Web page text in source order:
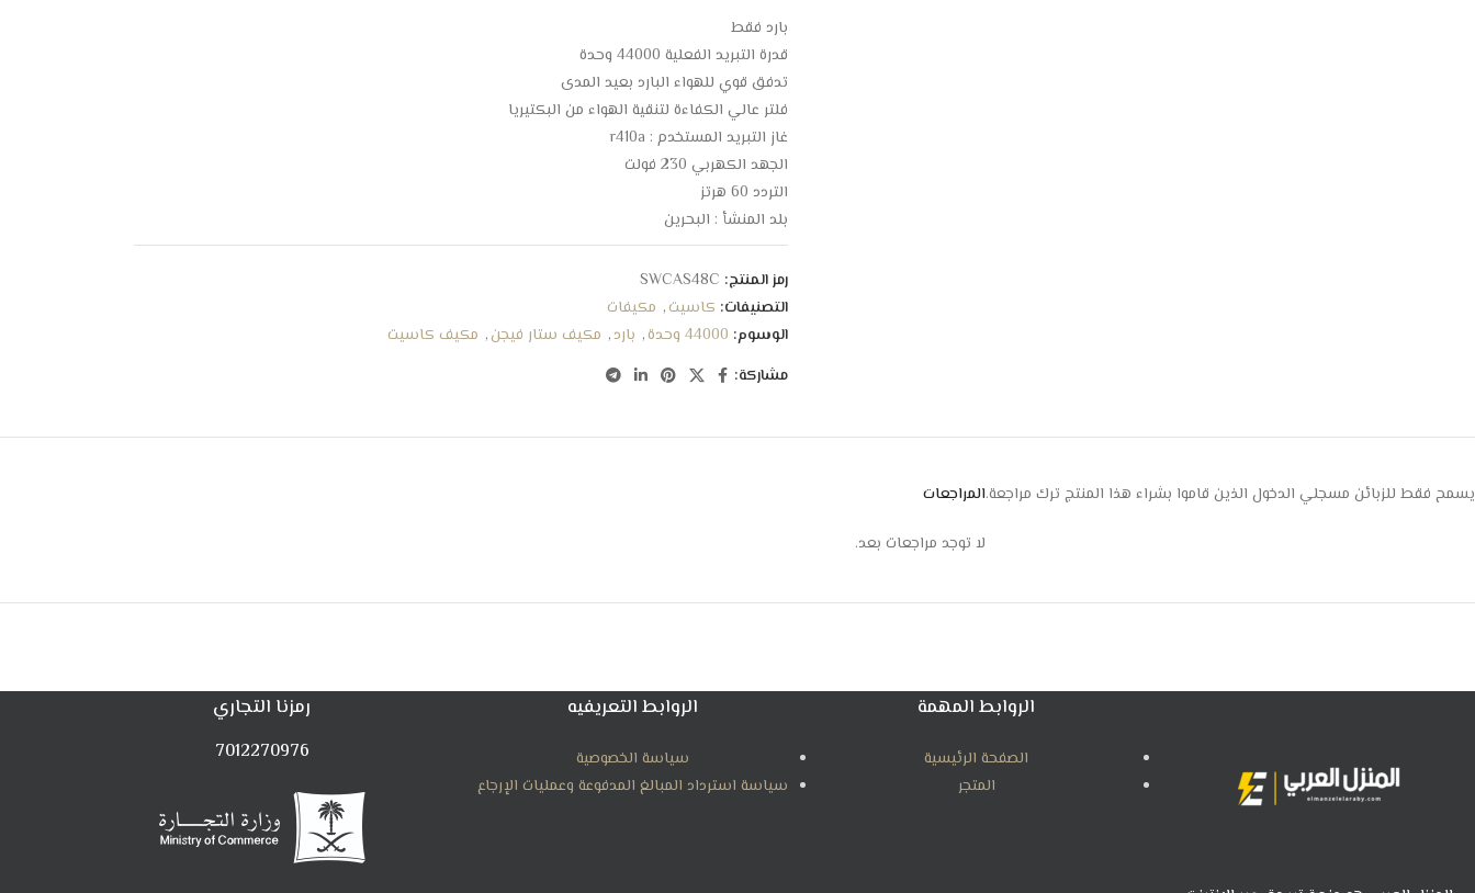
بارد فقط
قدرة التبريد الفعلية 44000 وحدة
تدفق قوي للهواء البارد بعيد المدى
فلتر عالي الكفاءة لتنقية الهواء من البكتيريا
غاز التبريد المستخدم : r410a
الجهد الكهربي 230 فولت
التردد 60 هرتز
بلد المنشأ : البحرين
الابعاد : 92 × 92 × 31 سم
رمز المنتج: SWCAS48C
التصنيفات: كاسيت, مكيفات
الوسوم: 44000 وحدة , بارد, مكيف ستار فيجن, مكيف كاسيت
مشاركة:
المراجعات
لا توجد مراجعات بعد.
يسمح فقط للزبائن مسجلي الدخول الذين قاموا بشراء هذا المنتج ترك مراجعة.
الروابط المهمة
الصفحة الرئيسية
المتجر
الروابط التعريفيه
سياسة الخصوصية
سياسة استرداد المبالغ المدفوعة وعمليات الإرجاع
رمزنا التجاري
7012270976